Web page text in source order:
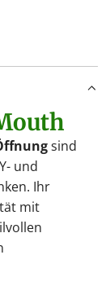
sind
und
Ihr
mit